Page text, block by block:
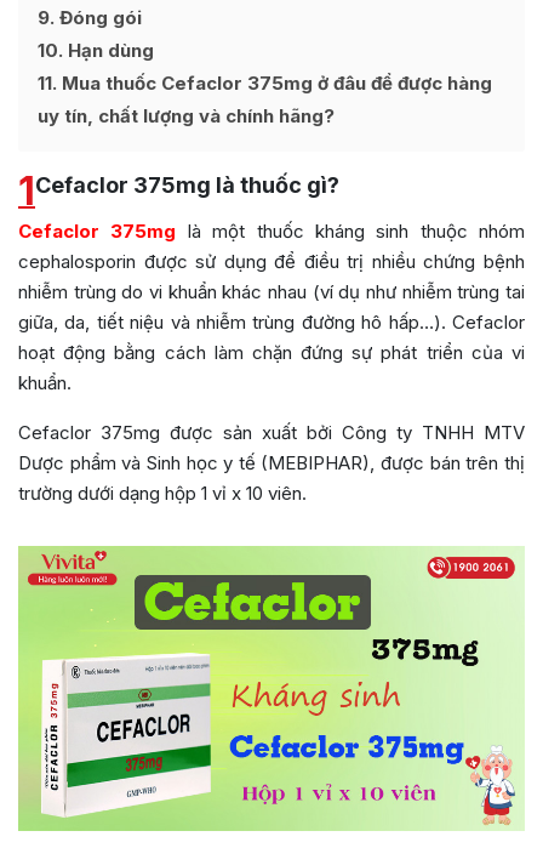
9 Đóng gói
10 Hạn dùng
11 Mua thuốc Cefaclor 375mg ở đâu để được hàng
uy tín, chất lượng và chính hãng?
1Cefaclor 375mg là thuốc gì?
Cefaclor 375mg là một thuốc kháng sinh thuộc nhóm
cephalosporin được sử dụng để điều trị nhiều chứng bệnh
nhiễm trùng do vi khuẩn khác nhau (ví dụ như nhiễm trùng tai
giữa, da, tiết niệu và nhiễm trùng đường hô hấp…). Cefaclor
hoạt động bằng cách làm chặn đứng sự phát triển của vi
khuẩn.
Cefaclor 375mg được sản xuất bởi Công ty TNHH MTV
Dược phẩm và Sinh học y tế (MEBIPHAR),được bán trên thị
trường dưới dạng hộp 1 vỉ x 10 viên.